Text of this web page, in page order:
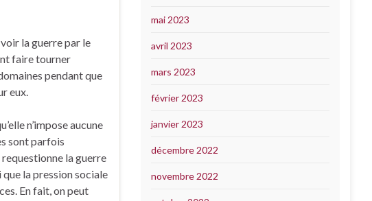
la guerre par le
faire tourner
pendant que
eux.
n’impose aucune
sont parfois
la guerre
la pression sociale
En fait, on peut
mai 2023
avril 2023
mars 2023
février 2023
janvier 2023
décembre 2022
novembre 2022